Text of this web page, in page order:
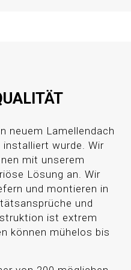
neuem Lamellendach
wurde. Wir
mit unserem
Lösung an. Wir
und montieren in
und
ist extrem
können mühelos bis